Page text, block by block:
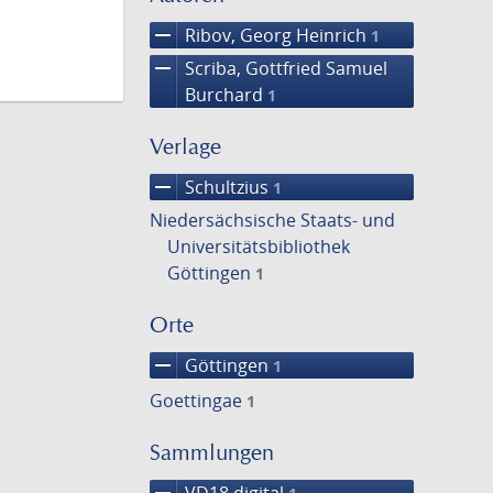
remove Ribov, Georg Heinrich 1
remove
Scriba, Gottfried Samuel
Burchard 1
Verlage
remove Schultzius 1
Niedersächsische Staats- und
Universitätsbibliothek
Göttingen 1
Orte
remove Göttingen 1
Goettingae 1
Sammlungen